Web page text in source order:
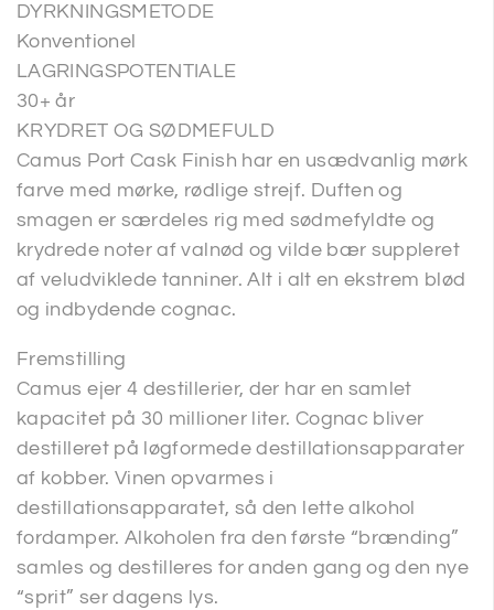
DYRKNINGSMETODE
Konventionel
LAGRINGSPOTENTIALE
30+ år
KRYDRET OG SØDMEFULD
Camus Port Cask Finish har en usædvanlig mørk
farve med mørke, rødlige strejf. Duften og
smagen er særdeles rig med sødmefyldte og
krydrede noter af valnød og vilde bær suppleret
af veludviklede tanniner. Alt i alt en ekstrem blød
og indbydende cognac.
Fremstilling
Camus ejer 4 destillerier, der har en samlet
kapacitet på 30 millioner liter. Cognac bliver
destilleret på løgformede destillationsapparater
af kobber. Vinen opvarmes i
destillationsapparatet, så den lette alkohol
fordamper. Alkoholen fra den første “brænding”
samles og destilleres for anden gang og den nye
“sprit” ser dagens lys.